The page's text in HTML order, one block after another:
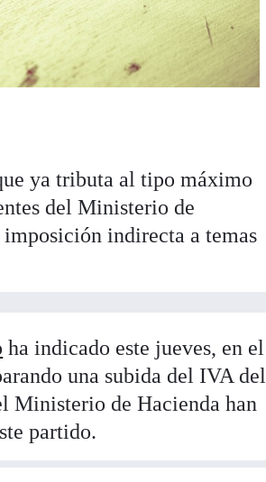
ya tributa al tipo máximo
del Ministerio de
imposición indirecta a temas
ha indicado este jueves, en el
una subida del IVA del
Ministerio de Hacienda han
partido.